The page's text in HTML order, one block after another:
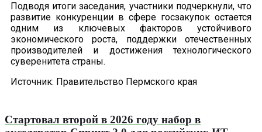
Подводя итоги заседания, участники подчеркнули, что
развитие конкуренции в сфере госзакупок остается
одним из ключевых факторов устойчивого
экономического роста, поддержки отечественных
производителей и достижения технологического
суверенитета страны.
Источник: Правительство Пермского края
Стартовал второй в 2026 году набор в